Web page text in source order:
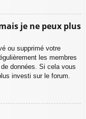
je ne peux plus
ou supprimé votre
les membres
données. Si cela vous
investi sur le forum.